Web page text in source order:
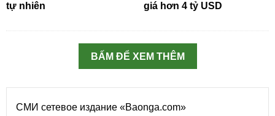
tự nhiên
giá hơn 4 tỷ USD
BẤM ĐỂ XEM THÊM
СМИ сетевое издание «Baonga.com»